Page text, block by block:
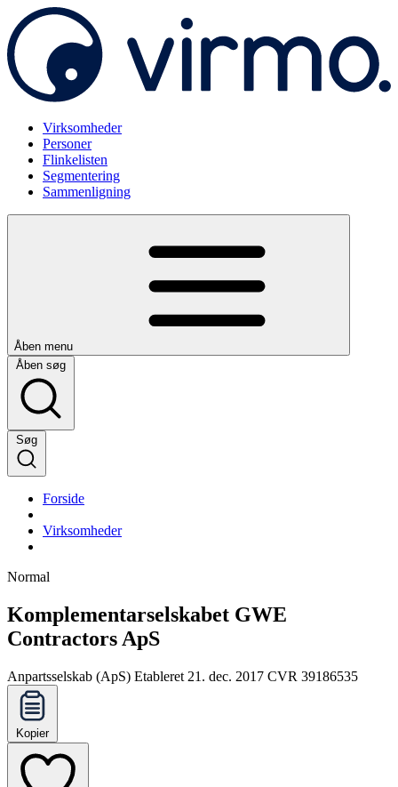
Virksomheder
Personer
Flinkelisten
Segmentering
Sammenligning
Åben menu
Åben søg
Søg
Forside
Virksomheder
Normal
Komplementarselskabet GWE
Contractors ApS
Anpartsselskab (ApS) Etableret 21. dec. 2017 CVR 39186535
Kopier